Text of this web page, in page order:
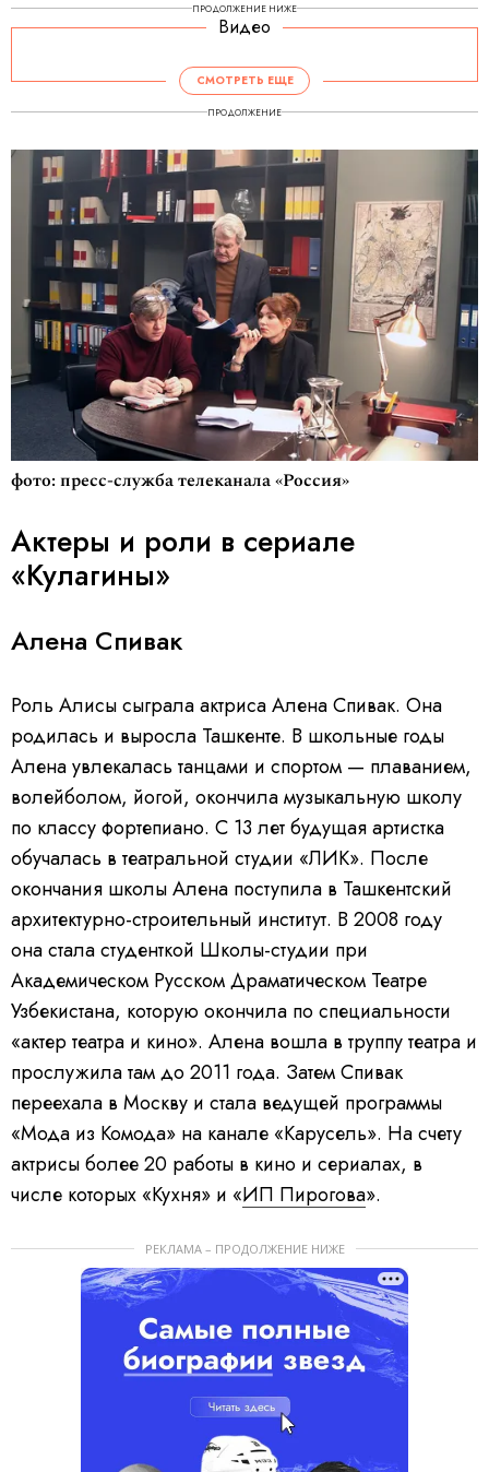
ПРОДОЛЖЕНИЕ НИЖЕ
Видео
СМОТРЕТЬ ЕЩЕ
ПРОДОЛЖЕНИЕ
фото: пресс-служба телеканала «Россия»
Актеры и роли в сериале
«Кулагины»
Алена Спивак
Роль Алисы сыграла актриса Алена Спивак. Она
родилась и выросла Ташкенте. В школьные годы
Алена увлекалась танцами и спортом — плаванием,
волейболом, йогой, окончила музыкальную школу
по классу фортепиано. С 13 лет будущая артистка
обучалась в театральной студии «ЛИК». После
окончания школы Алена поступила в Ташкентский
архитектурно-строительный институт. В 2008 году
она стала студенткой Школы-студии при
Академическом Русском Драматическом Театре
Узбекистана, которую окончила по специальности
«актер театра и кино». Алена вошла в труппу театра и
прослужила там до 2011 года. Затем Спивак
переехала в Москву и стала ведущей программы
«Мода из Комода» на канале «Карусель». На счету
актрисы более 20 работы в кино и сериалах, в
числе которых «Кухня» и «ИП Пирогова».
РЕКЛАМА – ПРОДОЛЖЕНИЕ НИЖЕ